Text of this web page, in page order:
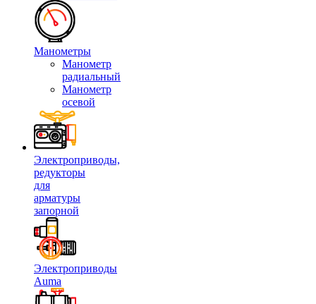
Манометры
Манометр
радиальный
Манометр
осевой
Электроприводы,
редукторы
для
арматуры
запорной
Электроприводы
Auma